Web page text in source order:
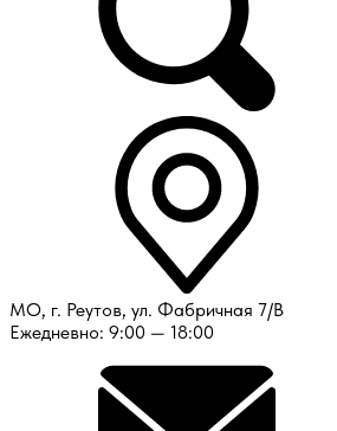
МО, г. Реутов, ул. Фабричная 7/В
Ежедневно: 9:00 — 18:00